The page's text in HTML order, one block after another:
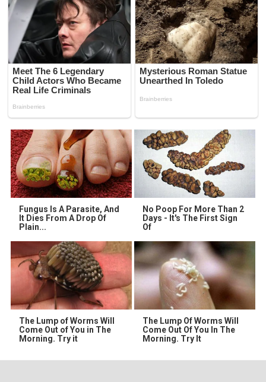
Fungus Is A Parasite, And
It Dies From A Drop Of
Plain...
No Poop For More Than 2
Days - It's The First Sign
Of
The Lump of Worms Will
Come Out of You in The
Morning. Try it
The Lump Of Worms Will
Come Out Of You In The
Morning. Try It